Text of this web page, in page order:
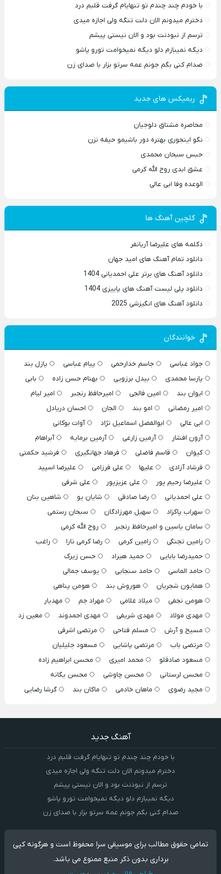
با خودم چند چندم تو تنهایام گرفت قلبم درد
دخترم میدونم الان دلت تنگه ولی اجازه میدی
ترسم از نبودنت بود و الان نیستی پیشم
دیگه نمیبازم دلو دیگه نمیخوامت تورو پاشو
صدام کنی بگم جونم عمه سرتو بزار با صدای زن
ریمیکس های جدید
محاصره مشتاق دلوجیان
نگو اینجوری بهتره دور باشیمو حیفه نزن
حبس سبحان محمدی
عشق ابدی روح الله کرمی
الوعده وفا ابی عالی
گلچین آهنگ ها
دکلمه های علیرضا آریانفر
دانلود تمام آهنگ های امید جهان
دانلود آهنگ های برتر علی احمدیانی 1404
دانلود پلی لیست آهنگ های پاییزی 1404
دانلود آهنگ های انگیزشی 2025
خوانندگان
جواد عباسی جاسم خدارحمی پیام عباسی
پازل بند
پارسا محمدی
بیدل برزویی بهنام حسن زاده
بابی
ایوان بند
امین فالجی امیرحافظ رنجبر
امیر لیام
امیر رمضانی
امو بند الجان
احسان دریادل
ابی عالی
ابوالفضل اسماعیل نژاد
آوات بوکانی
آرون افشار
آرمین زارعی آرمین برمایه
آبراهام
کیوان
قاسم فاضلی فرهاد جهانگیری
فرشید حکمتی
فرشاد آزادی
علیها علی فرزامی
علیرضا اسپید
علیرضا رحیم پور
علی عزیزپور
علی شرفی
علی احمدیانی
رضا صادقی شایان یو
شاهین بنان
سهراب پاکزاد
سهیل مهرزادگان
سبحان رستمی
سامان یاسین و امیرحافظ رنجبر
روح الله کرمی
رامین تجنگی
رامین کرمی رضا کرمی تارا
راغب
حمیدرضا بابایی
حمید هیراد
حسن زیرک
حامد الماسی
حامد سنجابی
یوسف جمالی
همایون شجریان
هوروش بند
هومن پناهی
هومن نجفی
میلاد غلامی مهراد جم
مهدیار
مهدی مولاد
مهدی شریفی مهدی احمدوند
معین زد
مسیح و آرش
مسلم فتاحی
مرتضی اشرفی
مرتضی باب
مرتضی پاشایی
مسعود جلیلیان
مسعود صادقلو
محمد امیری
محسن ابراهیم زاده
محسن لرستانی
محسن چاوشی
محسن یگانه
مجید رضوی
ماهان خادمی ماکان بند گرشا رضایی
آهنگ جدید
با خودم چند چندم تو تنهایام گرفت قلبم درد
دخترم میدونم الان دلت تنگه ولی اجازه میدی
ترسم از نبودنت بود و الان نیستی پیشم
دیگه نمیبازم دلو دیگه نمیخوامت تورو پاشو
صدام کنی بگم جونم عمه سرتو بزار با صدای زن
تمامی حقوق مطالب برای موسیقی سرا محفوظ است و هرگونه کپی
برداری بدون ذکر منبع ممنوع می باشد.